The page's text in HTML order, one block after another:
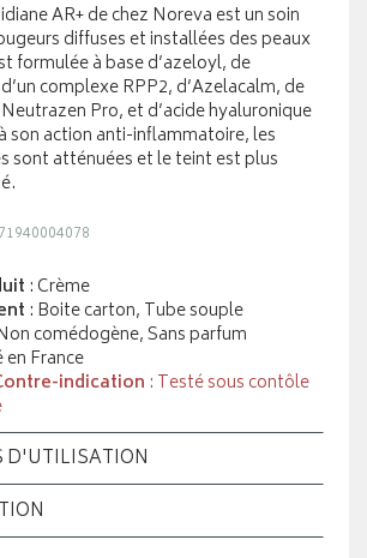
AR+ de chez Noreva est un soin
diffuses et installées des peaux
formulée à base d’azeloyl, de
complexe RPP2, d’Azelacalm, de
Pro, et d’acide hyaluronique
son action anti-inflammatoire, les
sont atténuées et le teint est plus
: Crème
: Boite carton, Tube souple
comédogène, Sans parfum
en France
indication : Testé sous contôle
D'UTILISATION